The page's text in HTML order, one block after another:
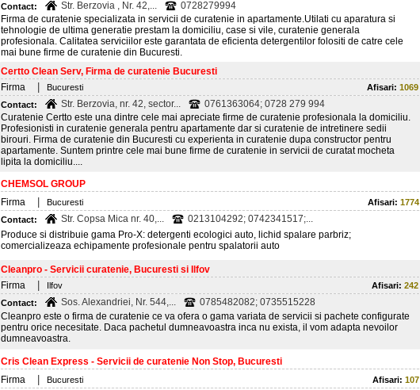
Contact:
Str. Berzovia , Nr. 42,...
0728279994
Firma de curatenie specializata in servicii de curatenie in apartamente.Utilati cu aparatura si
tehnologie de ultima generatie prestam la domiciliu, case si vile, curatenie generala
profesionala. Calitatea serviciilor este garantata de eficienta detergentilor folositi de catre cele
mai bune firme de curatenie din Bucuresti.
Certto Clean Serv, Firma de curatenie Bucuresti
Firma
Bucuresti Afisari: 1069
Contact:
Str. Berzovia, nr. 42, sector...
0761363064; 0728 279 994
Curatenie Certto este una dintre cele mai apreciate firme de curatenie profesionala la domiciliu.
Profesionisti in curatenie generala pentru apartamente dar si curatenie de intretinere sedii
birouri. Firma de curatenie din Bucuresti cu experienta in curatenie dupa constructor pentru
apartamente. Suntem printre cele mai bune firme de curatenie in servicii de curatat mocheta
lipita la domiciliu....
CHEMSOL GROUP
Firma
Bucuresti Afisari: 1774
Contact:
Str. Copsa Mica nr. 40,...
0213104292; 0742341517;...
Produce si distribuie gama Pro-X: detergenti ecologici auto, lichid spalare parbriz;
comercializeaza echipamente profesionale pentru spalatorii auto
Cleanpro - Servicii curatenie, Bucuresti si Ilfov
Firma
Ilfov Afisari: 242
Contact:
Sos. Alexandriei, Nr. 544,...
0785482082; 0735515228
Cleanpro este o firma de curatenie ce va ofera o gama variata de servicii si pachete configurate
pentru orice necesitate. Daca pachetul dumneavoastra inca nu exista, il vom adapta nevoilor
dumneavoastra.
Cris Clean Express - Servicii de curatenie Non Stop, Bucuresti
Firma
Bucuresti Afisari: 107